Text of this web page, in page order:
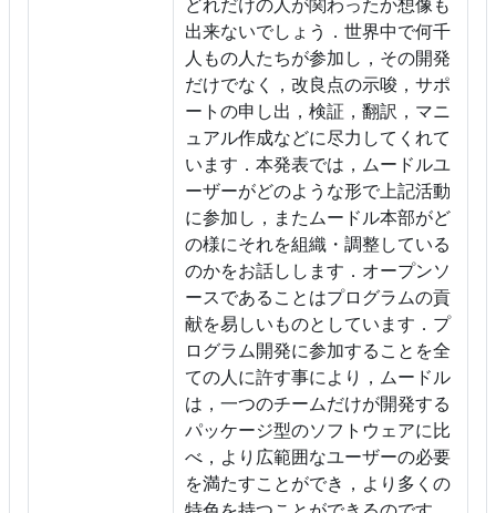
出来ないでしょう．世界中で何千
人もの人たちが参加し，その開発
だけでなく，改良点の示唆，サポ
ートの申し出，検証，翻訳，マニ
ュアル作成などに尽力してくれて
います．本発表では，ムードルユ
ーザーがどのような形で上記活動
に参加し，またムードル本部がど
の様にそれを組織・調整している
のかをお話しします．オープンソ
ースであることはプログラムの貢
献を易しいものとしています．プ
ログラム開発に参加することを全
ての人に許す事により，ムードル
は，一つのチームだけが開発する
パッケージ型のソフトウェアに比
べ，より広範囲なユーザーの必要
を満たすことができ，より多くの